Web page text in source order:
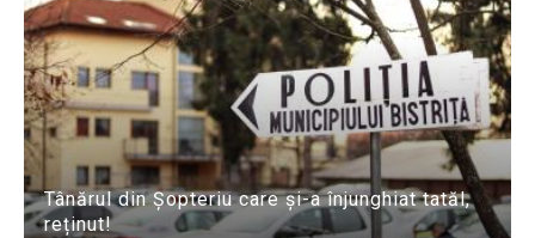
Tânărul din Șopteriu care și-a înjunghiat tatăl,
reținut!